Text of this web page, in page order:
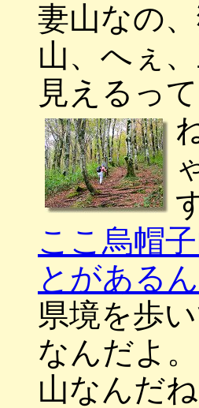
妻山なの
山、へぇ
見えるっ
ここ烏帽
とがあるん
県境を歩
なんだよ
山なんだね